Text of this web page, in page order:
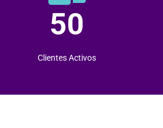
50
Clientes Activos